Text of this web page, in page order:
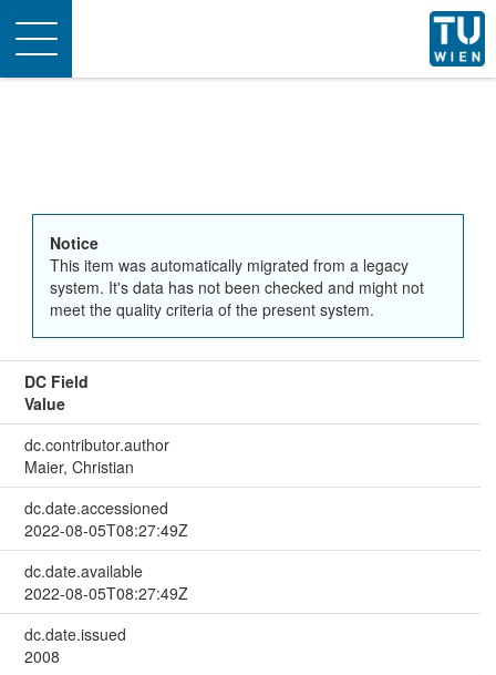
Toggle
navigation
Notice
This item was automatically migrated from a legacy
system. It's data has not been checked and might not
meet the quality criteria of the present system.
DC Field
Value
dc.contributor.author
Maier, Christian
dc.date.accessioned
2022-08-05T08:27:49Z
dc.date.available
2022-08-05T08:27:49Z
dc.date.issued
2008